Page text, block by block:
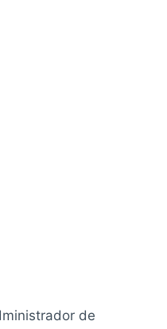
de